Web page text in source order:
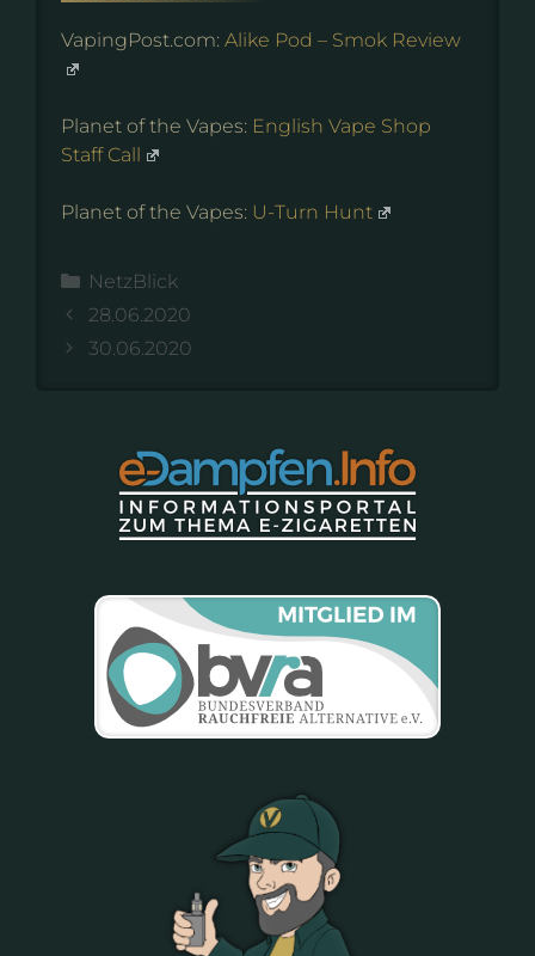
VapingPost.com: Alike Pod – Smok Review
Planet of the Vapes: English Vape Shop
Staff Call
Planet of the Vapes: U-Turn Hunt
Kategorien
NetzBlick
28.06.2020
30.06.2020